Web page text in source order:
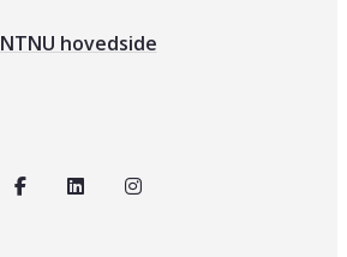
NTNU hovedside